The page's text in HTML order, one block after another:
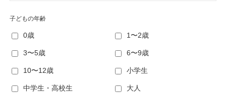
子どもの年齢
0歳 1〜2歳
3〜5歳 6〜9歳
10〜12歳 小学生
中学生・高校生 大人